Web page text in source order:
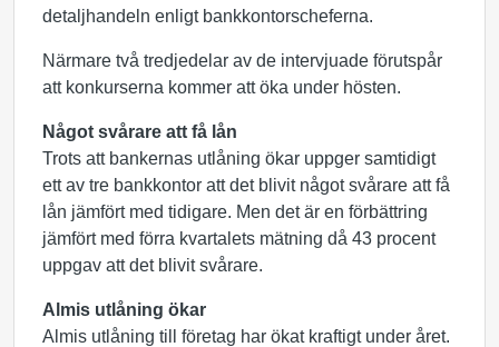
detaljhandeln enligt bankkontorscheferna.
Närmare två tredjedelar av de intervjuade förutspår
att konkurserna kommer att öka under hösten.
Något svårare att få lån
Trots att bankernas utlåning ökar uppger samtidigt
ett av tre bankkontor att det blivit något svårare att få
lån jämfört med tidigare. Men det är en förbättring
jämfört med förra kvartalets mätning då 43 procent
uppgav att det blivit svårare.
Almis utlåning ökar
Almis utlåning till företag har ökat kraftigt under året.